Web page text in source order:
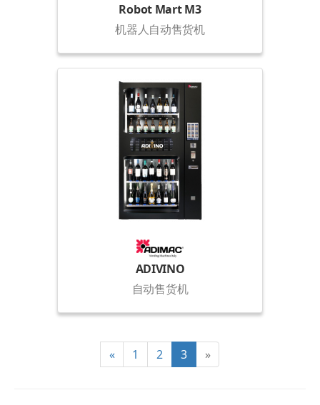
Robot Mart M3
机器人自动售货机
ADIVINO
自动售货机
« 1 2 3 »